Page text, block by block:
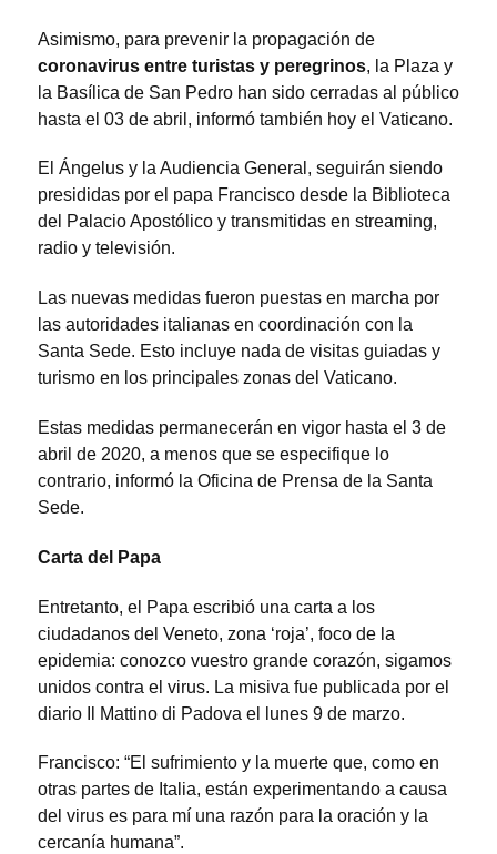
Asimismo, para prevenir la propagación de
coronavirus entre turistas y peregrinos, la Plaza y
la Basílica de San Pedro han sido cerradas al público
hasta el 03 de abril, informó también hoy el Vaticano.
El Ángelus y la Audiencia General, seguirán siendo
presididas por el papa Francisco desde la Biblioteca
del Palacio Apostólico y transmitidas en streaming,
radio y televisión.
Las nuevas medidas fueron puestas en marcha por
las autoridades italianas en coordinación con la
Santa Sede. Esto incluye nada de visitas guiadas y
turismo en los principales zonas del Vaticano.
Estas medidas permanecerán en vigor hasta el 3 de
abril de 2020, a menos que se especifique lo
contrario, informó la Oficina de Prensa de la Santa
Sede.
Carta del Papa
Entretanto, el Papa escribió una carta a los
ciudadanos del Veneto, zona ‘roja’, foco de la
epidemia: conozco vuestro grande corazón, sigamos
unidos contra el virus. La misiva fue publicada por el
diario Il Mattino di Padova el lunes 9 de marzo.
Francisco: “El sufrimiento y la muerte que, como en
otras partes de Italia, están experimentando a causa
del virus es para mí una razón para la oración y la
cercanía humana”.